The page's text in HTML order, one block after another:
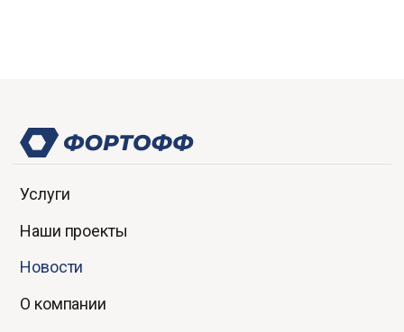
Услуги
Наши проекты
Новости
О компании